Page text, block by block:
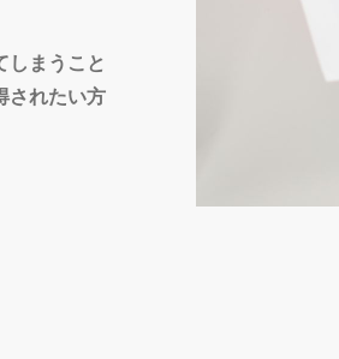
しまうこと
されたい方